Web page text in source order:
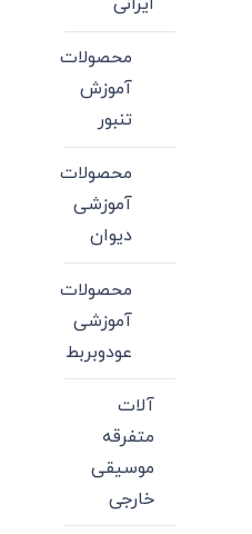
محصولات
آموزش
تنبور
محصولات
آموزشی
دیوان
محصولات
آموزشی
عودوبربط
آلات
متفرقه
موسیقی
خارجی